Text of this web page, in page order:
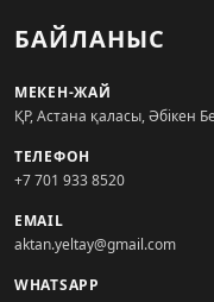
БАЙЛАНЫС
МЕКЕН-ЖАЙ
ҚР, Астана қаласы, Әбікен
ТЕЛЕФОН
+7 701 933 8520
EMAIL
aktan.yeltay@gmail.com
WHATSAPP